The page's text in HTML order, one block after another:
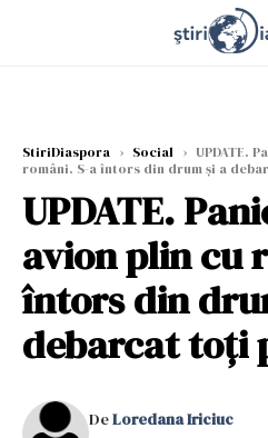
StiriDiaspora › Social › UPDATE.
români. S-a întors din drum și a
UPDATE.
avion plin cu
întors din
debarcat toți
DeLoredana Iriciuc